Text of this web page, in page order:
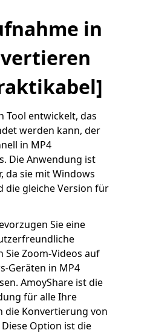
in
Tool entwickelt, das
werden kann, der
in MP4
Die Anwendung ist
da sie mit Windows
die gleiche Version für
Sie eine
Sie Zoom-Videos auf
Geräten in MP4
AmoyShare ist die
für alle Ihre
die Konvertierung von
Option ist die